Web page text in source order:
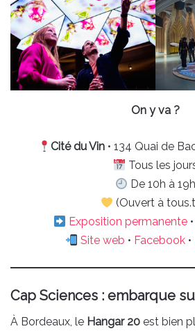
On y va ?
Cité du Vin • 134 Quai de
Tous les
De 10h à 19h
(Ouvert à
Exposition permanente•
Site web • Facebook •
Cap Sciences : embarque
À Bordeaux, le Hangar 20 est bien